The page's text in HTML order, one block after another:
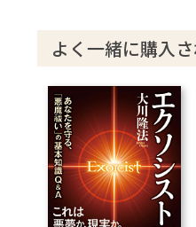
1 教えられる人が少
ト」
2 不成仏霊が現れや
3 「憑依の原理」と
4 戦い方①─危険を
スト
5 戦い方②─“漢方薬
6 最終的に必要なも
よく一緒に購入